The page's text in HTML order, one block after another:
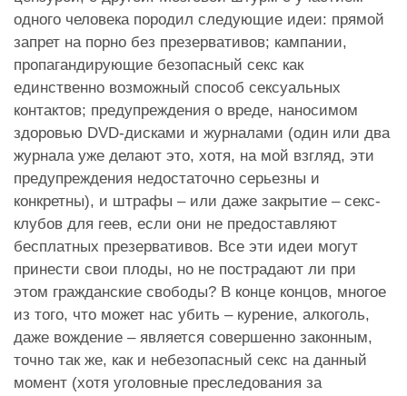
одного человека породил следующие идеи: прямой
запрет на порно без презервативов; кампании,
пропагандирующие безопасный секс как
единственно возможный способ сексуальных
контактов; предупреждения о вреде, наносимом
здоровью DVD-дисками и журналами (один или два
журнала уже делают это, хотя, на мой взгляд, эти
предупреждения недостаточно серьезны и
конкретны), и штрафы – или даже закрытие – секс-
клубов для геев, если они не предоставляют
бесплатных презервативов. Все эти идеи могут
принести свои плоды, но не пострадают ли при
этом гражданские свободы? В конце концов, многое
из того, что может нас убить – курение, алкоголь,
даже вождение – является совершенно законным,
точно так же, как и небезопасный секс на данный
момент (хотя уголовные преследования за